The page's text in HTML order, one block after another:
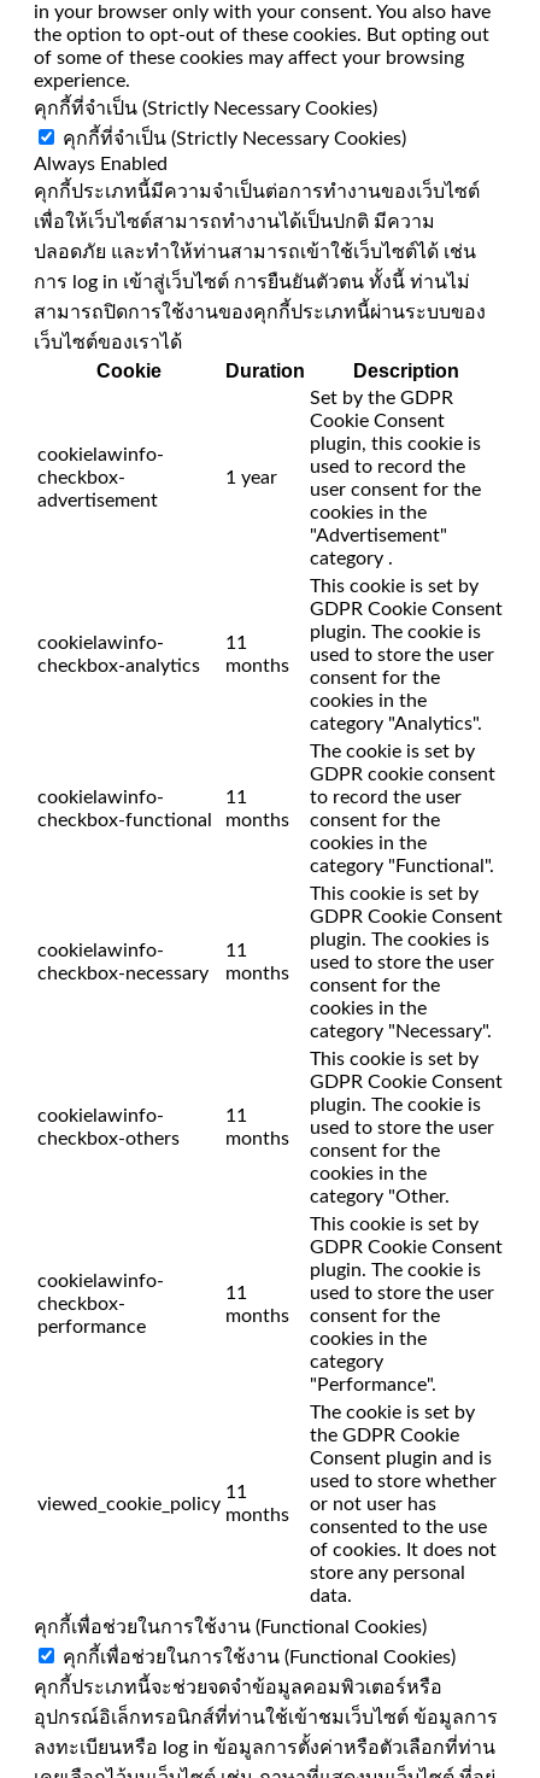
in your browser only with your consent. You also have
the option to opt-out of these cookies. But opting out
of some of these cookies may affect your browsing
experience.
คุกกี้ที่จำเป็น (Strictly Necessary Cookies)
คุกกี้ที่จำเป็น (Strictly Necessary Cookies)
Always Enabled
คุกกี้ประเภทนี้มีความจำเป็นต่อการทำงานของเว็บไซต์
เพื่อให้เว็บไซต์สามารถทำงานได้เป็นปกติ มีความ
ปลอดภัย และทำให้ท่านสามารถเข้าใช้เว็บไซต์ได้ เช่น
การ log in เข้าสู่เว็บไซต์ การยืนยันตัวตน ทั้งนี้ ท่านไม่
สามารถปิดการใช้งานของคุกกี้ประเภทนี้ผ่านระบบของ
เว็บไซต์ของเราได้
Cookie Duration Description
cookielawinfo-
checkbox-
advertisement
1 year
Set by the GDPR
Cookie Consent
plugin, this cookie is
used to record the
user consent for the
cookies in the
"Advertisement"
category .
cookielawinfo-
checkbox-analytics
11
months
This cookie is set by
GDPR Cookie Consent
plugin. The cookie is
used to store the user
consent for the
cookies in the
category "Analytics".
cookielawinfo-
checkbox-functional
11
months
The cookie is set by
GDPR cookie consent
to record the user
consent for the
cookies in the
category "Functional".
cookielawinfo-
checkbox-necessary
11
months
This cookie is set by
GDPR Cookie Consent
plugin. The cookies is
used to store the user
consent for the
cookies in the
category "Necessary".
cookielawinfo-
checkbox-others
11
months
This cookie is set by
GDPR Cookie Consent
plugin. The cookie is
used to store the user
consent for the
cookies in the
category "Other.
cookielawinfo-
checkbox-
performance
11
months
This cookie is set by
GDPR Cookie Consent
plugin. The cookie is
used to store the user
consent for the
cookies in the
category
"Performance".
viewed_cookie_policy
11
months
The cookie is set by
the GDPR Cookie
Consent plugin and is
used to store whether
or not user has
consented to the use
of cookies. It does not
store any personal
data.
คุกกี้เพื่อช่วยในการใช้งาน (Functional Cookies)
คุกกี้เพื่อช่วยในการใช้งาน (Functional Cookies)
คุกกี้ประเภทนี้จะช่วยจดจำข้อมูลคอมพิวเตอร์หรือ
อุปกรณ์อิเล็กทรอนิกส์ที่ท่านใช้เข้าชมเว็บไซต์ ข้อมูลการ
ลงทะเบียนหรือ log in ข้อมูลการตั้งค่าหรือตัวเลือกที่ท่าน